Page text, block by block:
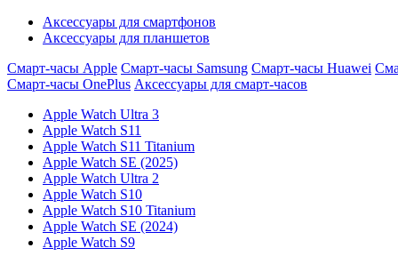
Аксессуары для смартфонов
Аксессуары для планшетов
Смарт-часы Apple Смарт-часы Samsung Смарт-часы Huawei
Смарт-часы OnePlus Аксессуары для смарт-часов
Apple Watch Ultra 3
Apple Watch S11
Apple Watch S11 Titanium
Apple Watch SE (2025)
Apple Watch Ultra 2
Apple Watch S10
Apple Watch S10 Titanium
Apple Watch SE (2024)
Apple Watch S9